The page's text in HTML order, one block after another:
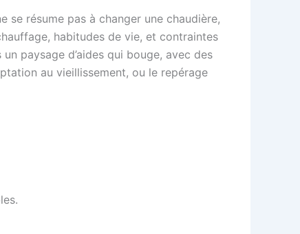
se résume pas à changer une chaudière,
habitudes de vie, et contraintes
paysage d’aides qui bouge, avec des
au vieillissement, ou le repérage